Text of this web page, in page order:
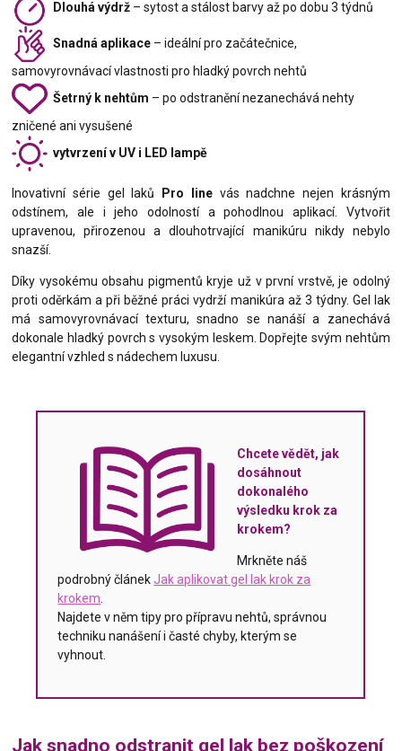
Dlouhá výdrž – sytost a stálost barvy až po dobu 3 týdnů
Snadná aplikace – ideální pro začátečnice,
samovyrovnávací vlastnosti pro hladký povrch nehtů
Šetrný k nehtům – po odstranění nezanechává nehty
zničené ani vysušené
vytvrzení v UV i LED lampě
Inovativní série gel laků Pro linevás nadchne nejen krásným
odstínem, ale i jeho odolností a pohodlnou aplikací. Vytvořit
upravenou, přirozenou a dlouhotrvající manikúru nikdy nebylo
snazší.
Díky vysokému obsahu pigmentů kryje už v první vrstvě, je odolný
proti oděrkám a při běžné práci vydrží manikúra až 3 týdny. Gel lak
má samovyrovnávací texturu, snadno se nanáší a zanechává
dokonale hladký povrch s vysokým leskem. Dopřejte svým nehtům
elegantní vzhled s nádechem luxusu.
Chcete vědět, jak
dosáhnout
dokonalého
výsledku krok za
krokem?
Mrkněte náš
podrobný článekJak aplikovat gel lak krok za
krokem.
Najdete v něm tipy pro přípravu nehtů, správnou
techniku nanášení i časté chyby, kterým se
vyhnout.
Jak snadno odstranit gel lak bez poškození